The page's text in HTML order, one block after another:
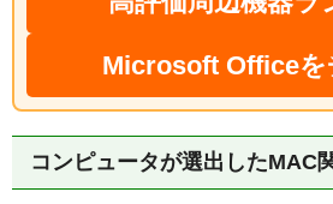
Microsoft Officeを
コンピュータが選出したMAC